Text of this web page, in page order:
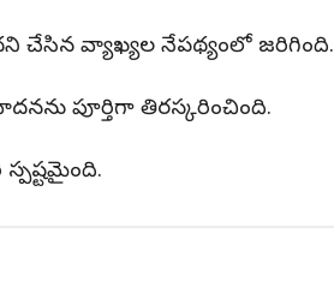
చేసిన వ్యాఖ్యల నేపథ్యంలో జరిగింది.
పూర్తిగా తిరస్కరించింది.